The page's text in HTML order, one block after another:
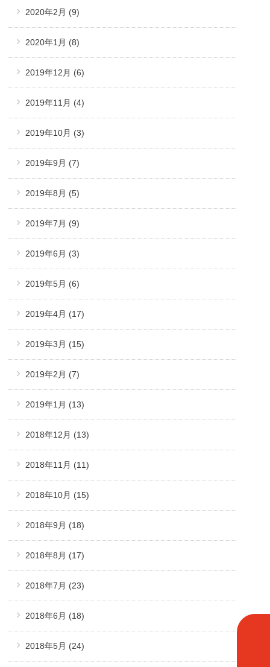
2020年2月 (9)
2020年1月 (8)
2019年12月 (6)
2019年11月 (4)
2019年10月 (3)
2019年9月 (7)
2019年8月 (5)
2019年7月 (9)
2019年6月 (3)
2019年5月 (6)
2019年4月 (17)
2019年3月 (15)
2019年2月 (7)
2019年1月 (13)
2018年12月 (13)
2018年11月 (11)
2018年10月 (15)
2018年9月 (18)
2018年8月 (17)
2018年7月 (23)
2018年6月 (18)
2018年5月 (24)